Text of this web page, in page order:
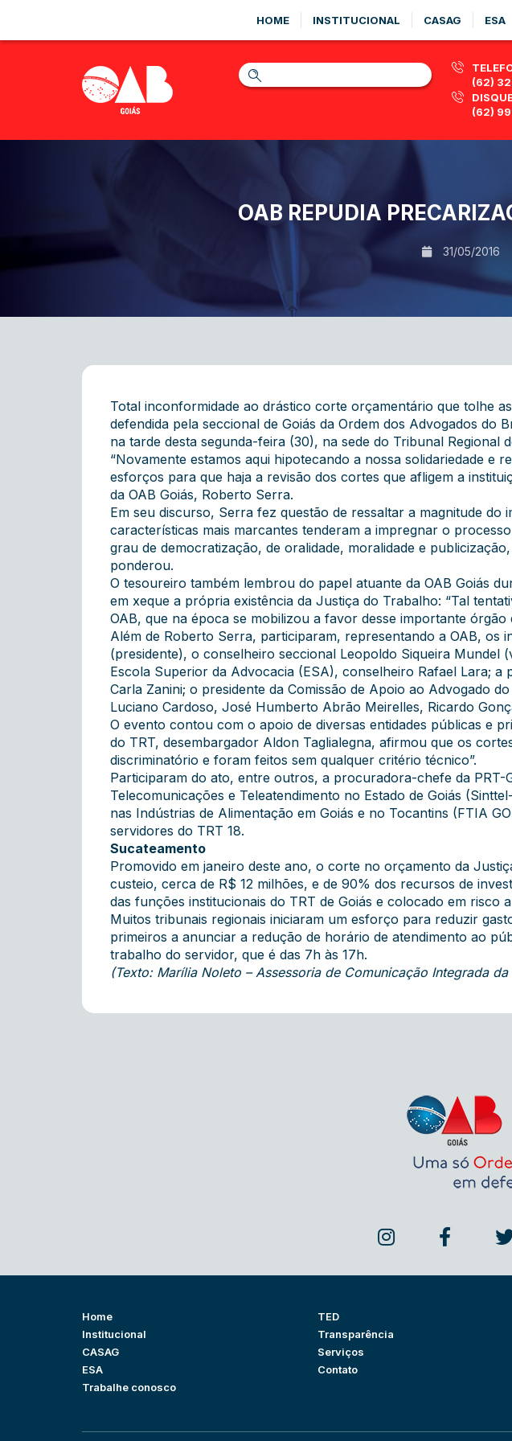
HOME INSTITUCIONAL CASAG ESA
(62)
(62)
OAB REPUDIA
31/05/2016
Total inconformidade ao drástico corte orçamentário que tolhe
defendida pela seccional de Goiás da Ordem dos Advogados
na tarde desta segunda-feira (30), na sede do Tribunal Regional
“Novamente estamos aqui hipotecando a nossa solidariedade e
esforços para que haja a revisão dos cortes que afligem a
da OAB Goiás, Roberto Serra.
Em seu discurso, Serra fez questão de ressaltar a magnitude
características mais marcantes tenderam a impregnar o
grau de democratização, de oralidade, moralidade e
ponderou.
O tesoureiro também lembrou do papel atuante da OAB Goiás
em xeque a própria existência da Justiça do Trabalho: “Tal
OAB, que na época se mobilizou a favor desse importante órgão
Além de Roberto Serra, participaram, representando a OAB, os
(presidente), o conselheiro seccional Leopoldo Siqueira Mundel
Escola Superior da Advocacia (ESA), conselheiro Rafael Lara;
Carla Zanini; o presidente da Comissão de Apoio ao Advogado
Luciano Cardoso, José Humberto Abrão Meirelles, Ricardo
O evento contou com o apoio de diversas entidades públicas e
do TRT, desembargador Aldon Taglialegna, afirmou que os
discriminatório e foram feitos sem qualquer critério técnico”.
Participaram do ato, entre outros, a procuradora-chefe da PRT-
Telecomunicações e Teleatendimento no Estado de Goiás
nas Indústrias de Alimentação em Goiás e no Tocantins (FTIA
servidores do TRT 18.
Sucateamento
Promovido em janeiro deste ano, o corte no orçamento da
custeio, cerca de R$ 12 milhões, e de 90% dos recursos de
das funções institucionais do TRT de Goiás e colocado em risco
Muitos tribunais regionais iniciaram um esforço para reduzir
primeiros a anunciar a redução de horário de atendimento ao
trabalho do servidor, que é das 7h às 17h.
(Texto: Marília Noleto – Assessoria de Comunicação Integrada
Home
Institucional
CASAG
ESA
Trabalhe conosco
TED
Transparência
Serviços
Contato